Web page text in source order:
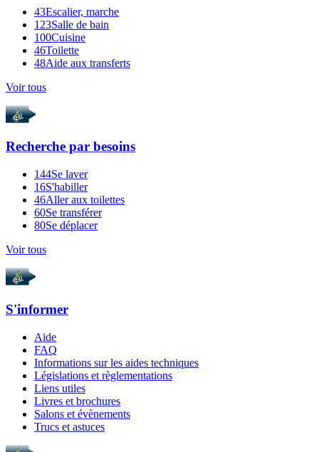
43Escalier, marche
123Salle de bain
100Cuisine
46Toilette
48Aide aux transferts
Voir tous
Recherche par besoins
144Se laver
16S'habiller
46Aller aux toilettes
60Se transférer
80Se déplacer
Voir tous
S'informer
Aide
FAQ
Informations sur les aides techniques
Législations et règlementations
Liens utiles
Livres et brochures
Salons et évènements
Trucs et astuces